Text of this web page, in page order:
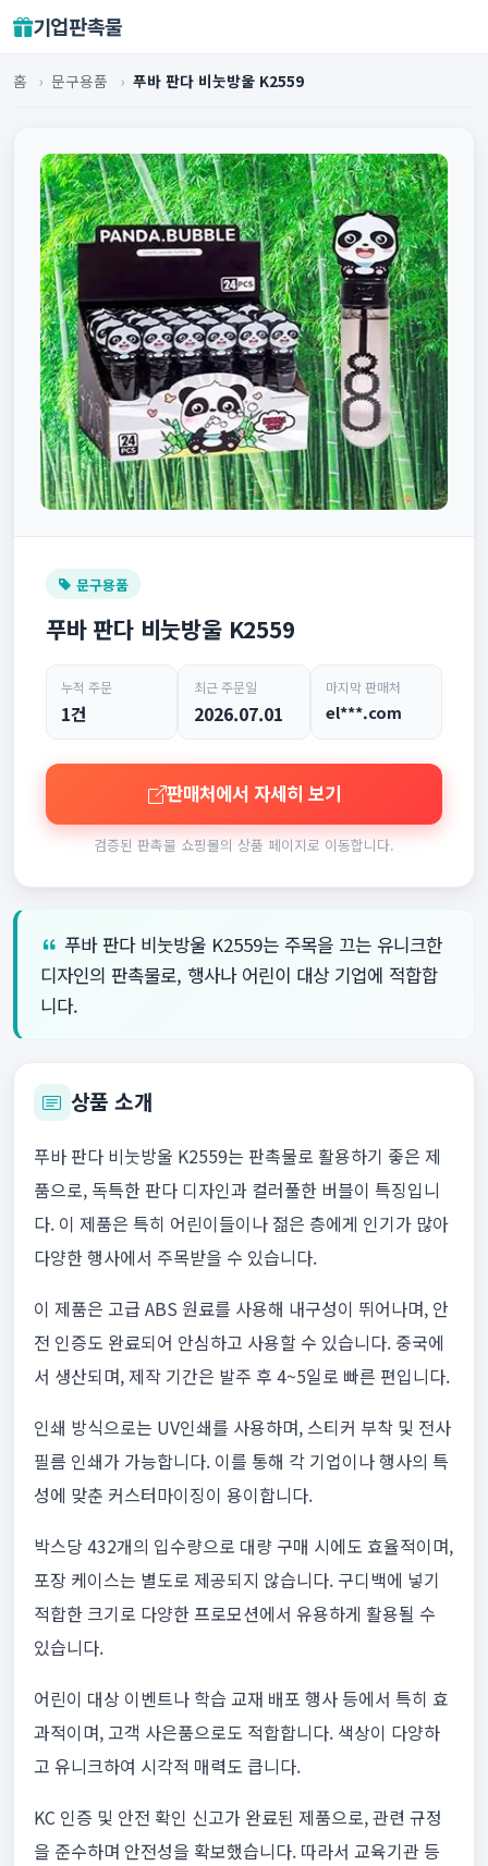
기업판촉물
홈 › 문구용품 › 푸바 판다 비눗방울 K2559
문구용품
푸바 판다 비눗방울 K2559
누적 주문
1건
최근 주문일
2026.07.01
마지막 판매처
el***.com
판매처에서 자세히 보기
검증된 판촉물 쇼핑몰의 상품 페이지로 이동합니다.
푸바 판다 비눗방울 K2559는 주목을 끄는 유니크한
디자인의 판촉물로, 행사나 어린이 대상 기업에 적합합
니다.
상품 소개
푸바 판다 비눗방울 K2559는 판촉물로 활용하기 좋은 제
품으로, 독특한 판다 디자인과 컬러풀한 버블이 특징입니
다. 이 제품은 특히 어린이들이나 젊은 층에게 인기가 많아
다양한 행사에서 주목받을 수 있습니다.
이 제품은 고급 ABS 원료를 사용해 내구성이 뛰어나며, 안
전 인증도 완료되어 안심하고 사용할 수 있습니다. 중국에
서 생산되며, 제작 기간은 발주 후 4~5일로 빠른 편입니다.
인쇄 방식으로는 UV인쇄를 사용하며, 스티커 부착 및 전사
필름 인쇄가 가능합니다. 이를 통해 각 기업이나 행사의 특
성에 맞춘 커스터마이징이 용이합니다.
박스당 432개의 입수량으로 대량 구매 시에도 효율적이며,
포장 케이스는 별도로 제공되지 않습니다. 구디백에 넣기
적합한 크기로 다양한 프로모션에서 유용하게 활용될 수
있습니다.
어린이 대상 이벤트나 학습 교재 배포 행사 등에서 특히 효
과적이며, 고객 사은품으로도 적합합니다. 색상이 다양하
고 유니크하여 시각적 매력도 큽니다.
KC 인증 및 안전 확인 신고가 완료된 제품으로, 관련 규정
을 준수하며 안전성을 확보했습니다. 따라서 교육기관 등